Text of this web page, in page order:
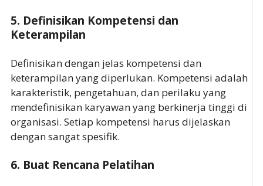
5. Definisikan Kompetensi dan
Keterampilan
Definisikan dengan jelas kompetensi dan
keterampilan yang diperlukan. Kompetensi adalah
karakteristik, pengetahuan, dan perilaku yang
mendefinisikan karyawan yang berkinerja tinggi di
organisasi. Setiap kompetensi harus dijelaskan
dengan sangat spesifik.
6. Buat Rencana Pelatihan